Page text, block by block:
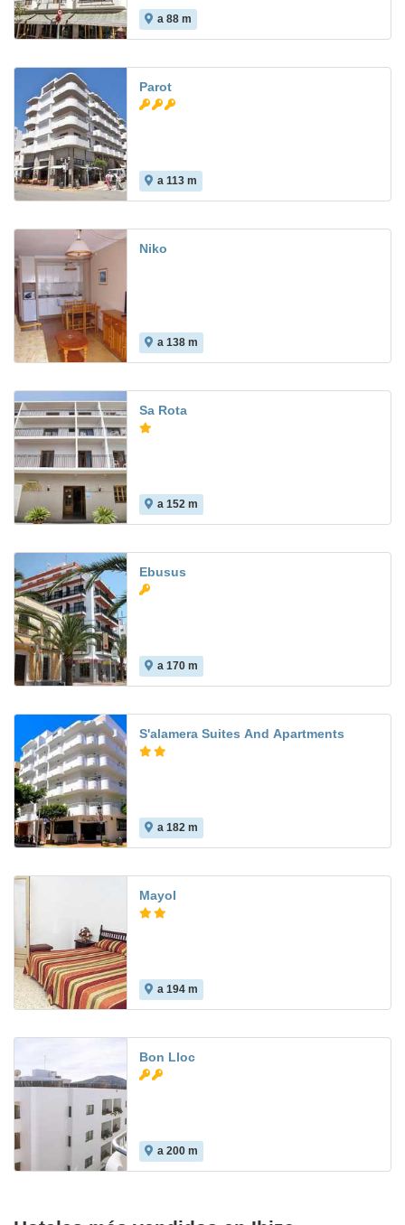
a 88 m
Parot
a 113 m
Niko
a 138 m
Sa Rota
a 152 m
Ebusus
a 170 m
S'alamera Suites And Apartments
a 182 m
Mayol
a 194 m
Bon Lloc
a 200 m